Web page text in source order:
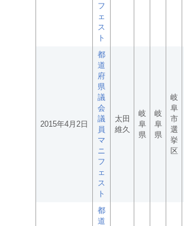
フ
ェ
ス
ト
2015年4月2日
都
道
府
県
議
会
議
員
マ
ニ
フ
ェ
ス
ト
太田
維久
岐
阜
県
岐
阜
県
岐
阜
市
選
挙
区
都
道